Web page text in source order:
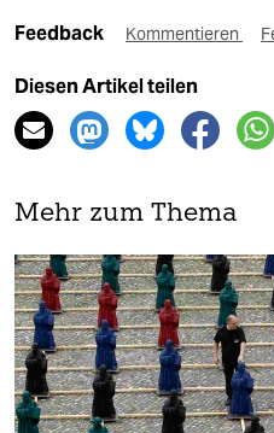
Feedback Kommentieren
Diesen Artikel teilen
Mehr zum Thema